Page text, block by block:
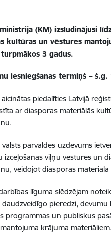
(KM) izsludinājusi
kultūras un vēstures
turpmākos 3 gadus.
iesniegšanas termiņš – š.g.
piedalīties Latvijā
ar diasporas materiālās
valsts pārvaldes uzdevums
izceļošanas viļņu vēstures un
veidojot diasporas
līguma slēdzējam
pieredzi,
programmas un publiskus
krājuma materiāliem.